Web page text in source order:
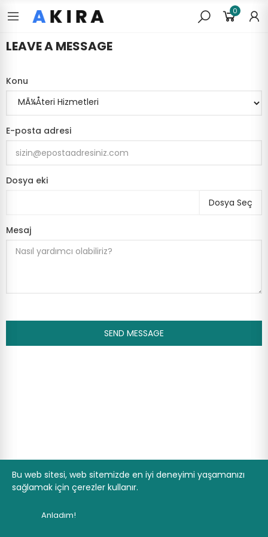
0
LEAVE A MESSAGE
Konu
E-posta adresi
Dosya eki
Dosya Seç
Mesaj
SEND MESSAGE
Bu web sitesi, web sitemizde en iyi deneyimi yaşamanızı
sağlamak için çerezler kullanır.
Anladım!